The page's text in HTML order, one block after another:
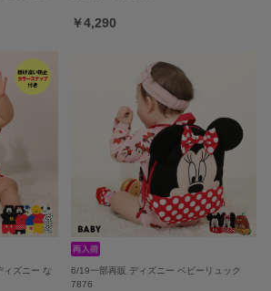
￥4,290
ィズニー な
6/19一部再販 ディズニー ベビーリュック
7876